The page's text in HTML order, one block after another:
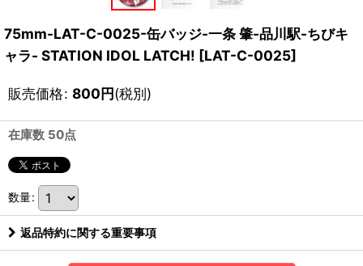
75mm-LAT-C-0025-缶バッジ-一条 肇-品川駅-ちびキ
ャラ- STATION IDOL LATCH! [LAT-C-0025]
販売価格: 800円(税別)
在庫数 50点
数量:
返品特約に関する重要事項